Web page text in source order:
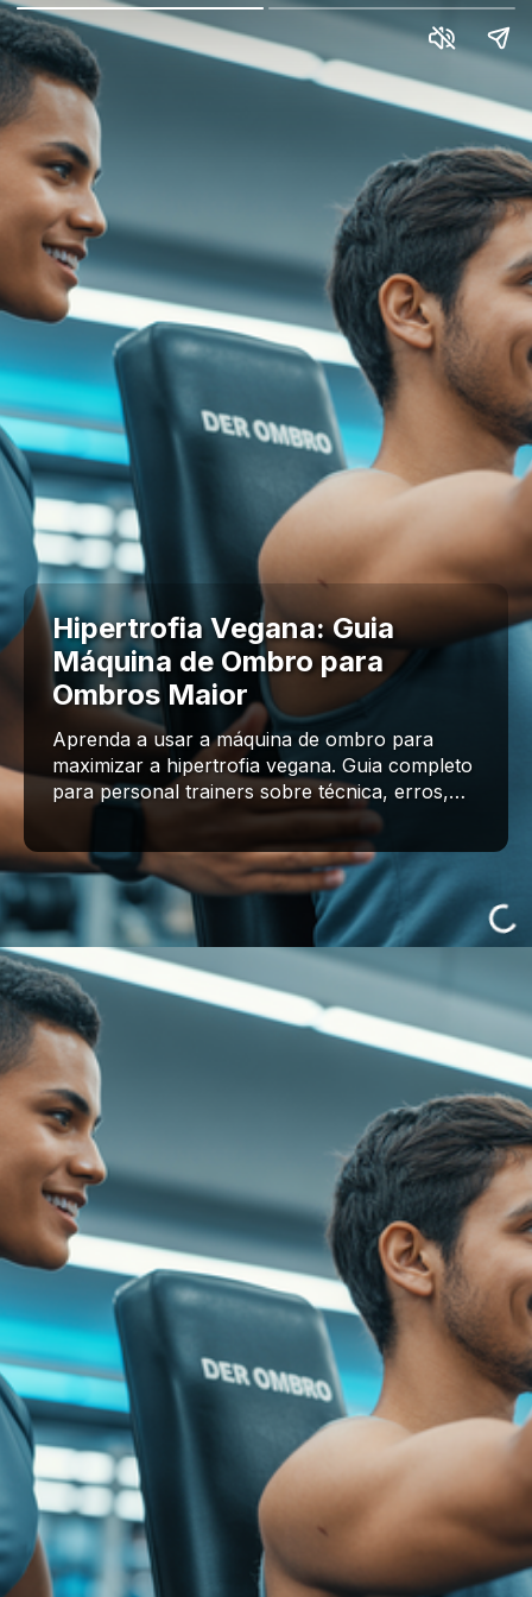
Hipertrofia Vegana: Guia
Máquina de Ombro para
Ombros Maior
Aprenda a usar a máquina de ombro para
maximizar a hipertrofia vegana. Guia completo
para personal trainers sobre técnica, erros,…